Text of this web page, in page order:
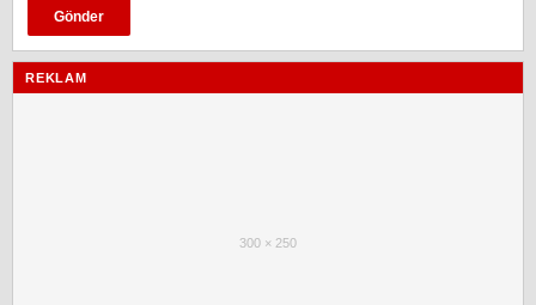
REKLAM
300 × 250